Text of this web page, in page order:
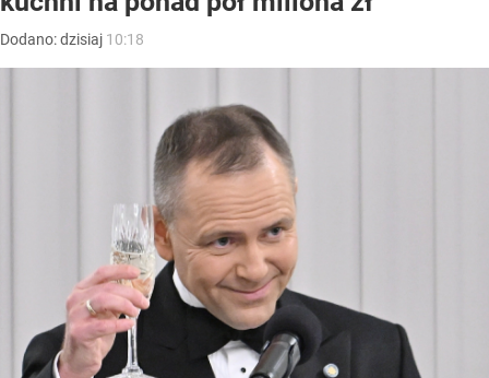
Dodano:dzisiaj 10:18